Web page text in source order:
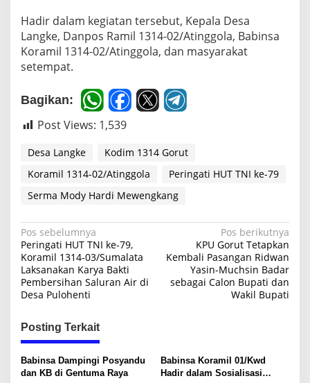
D
e
s
a
n
g
k
Hadir dalam kegiatan tersebut, Kepala Desa
Langke, Danpos Ramil 1314-02/Atinggola, Babinsa
Koramil 1314-02/Atinggola, dan masyarakat
setempat.
Bagikan:
Post Views: 1,539
Desa Langke
Kodim 1314 Gorut
Koramil 1314-02/Atinggola
Peringati HUT TNI ke-79
Serma Mody Hardi Mewengkang
N
a
v
i
a
s
i
Pos sebelumnya
Peringati HUT TNI ke-79,
Koramil 1314-03/Sumalata
Laksanakan Karya Bakti
Pembersihan Saluran Air di
Desa Pulohenti
Pos berikutnya
KPU Gorut Tetapkan
Kembali Pasangan Ridwan
Yasin-Muchsin Badar
sebagai Calon Bupati dan
Wakil Bupati
Posting Terkait
Babinsa Dampingi Posyandu
dan KB di Gentuma Raya
Babinsa Koramil 01/Kwd
Hadir dalam Sosialisasi